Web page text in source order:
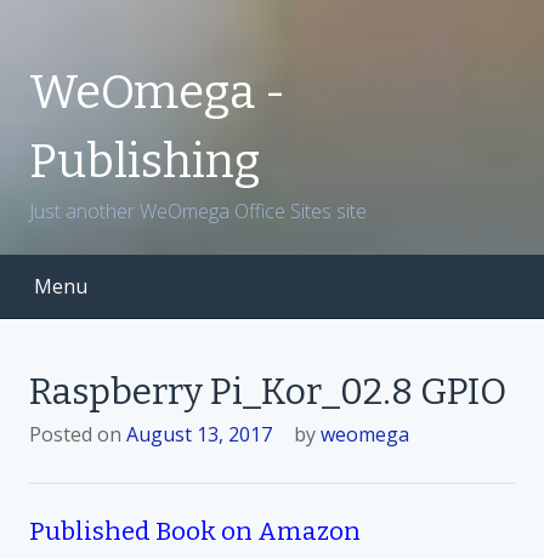
WeOmega -
Publishing
Just another WeOmega Office Sites site
Menu
Raspberry Pi_Kor_02.8 GPIO
Posted on August 13, 2017 byweomega
Published Book on Amazon